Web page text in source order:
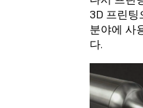
3D 프린팅
분야에 사
다.